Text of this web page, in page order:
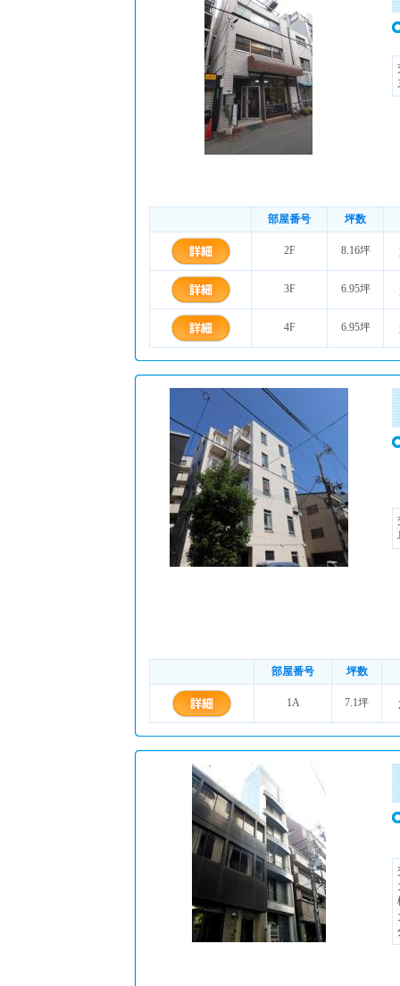
部屋番号 坪数
2F 8.16坪
3F 6.95坪
4F 6.95坪
部屋番号 坪数
1A 7.1坪